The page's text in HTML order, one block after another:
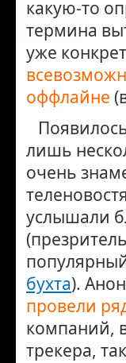
какую-то
термина
уже
оффлайне
лишь
очень
услышали
бухта).
провели
компаний,
трекера,